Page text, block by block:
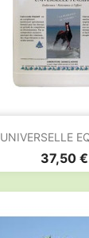
UNIVERSELLE
Prix
37,50 €
Aperçu